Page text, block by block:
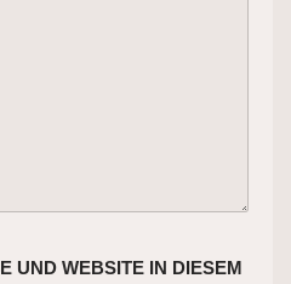
UND WEBSITE IN DIESEM